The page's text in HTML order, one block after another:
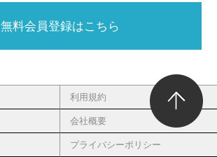
無料会員登録はこちら
利用規約
会社概要
プライバシーポリシー